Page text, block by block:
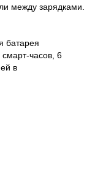
между зарядками.
батарея
часов, 6
в